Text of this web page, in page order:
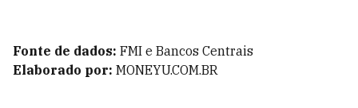
Fonte de dados: FMI e Bancos Centrais
Elaborado por: MONEYU.COM.BR